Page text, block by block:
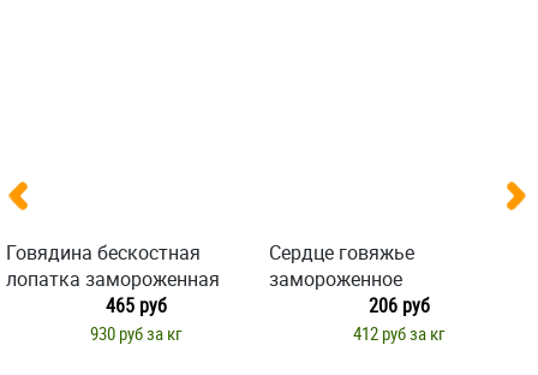
Говядина бескостная
лопатка замороженная
465 руб
930 руб за кг
Сердце говяжье
замороженное
206 руб
412 руб за кг